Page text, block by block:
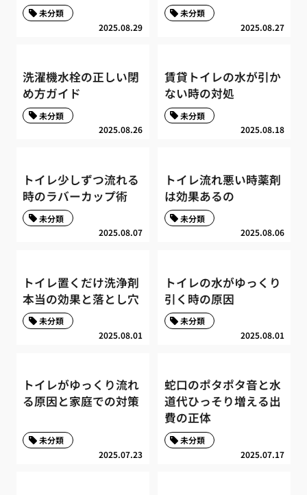
2025.08.29
未分類
2025.08.27
未分類
洗濯機水栓の正しい閉
め方ガイド
2025.08.26
未分類
賃貸トイレの水が引か
ない時の対処
2025.08.18
未分類
トイレ少しずつ流れる
時のラバーカップ術
2025.08.07
未分類
トイレ流れ悪い時薬剤
は効果あるの
2025.08.06
未分類
トイレ置くだけ洗浄剤
本当の効果と落とし穴
2025.08.01
未分類
トイレの水がゆっくり
引く時の原因
2025.08.01
未分類
トイレがゆっくり流れ
る原因と家庭での対策
2025.07.23
未分類
蛇口のポタポタ音と水
道代ひっそり増える出
費の正体
2025.07.17
未分類